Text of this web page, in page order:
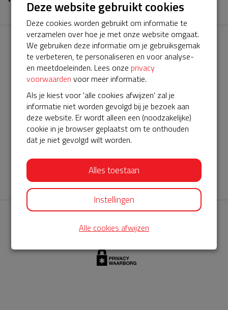
AED360-ProCardio
ServiceBuurtAED wordt aangeboden door de Hartstichting en
AED360-ProCardio. Net als bij BuurtAED is AED360-ProCardio
de leverancier van het servicepakket en ontzorgen zij jou de
komende jaren. AED360-ProCardio is gespecialiseerd in de
levering en het onderhoud van Philips AED’s.
Deze website gebruikt cookies
Deze cookies worden gebruikt om informatie te
verzamelen over hoe je met onze website omgaat.
We gebruiken deze informatie om je gebruiksgemak
te verbeteren, te personaliseren en voor analyse-
en meetdoeleinden. Lees onze privacy
voorwaarden voor meer informatie.
Als je kiest voor 'alle cookies afwijzen' zal je
informatie niet worden gevolgd bij je bezoek aan
deze website. Er wordt alleen een (noodzakelijke)
cookie in je browser geplaatst om te onthouden
dat je niet gevolgd wilt worden.
Alles toestaan
Instellingen
Alle cookies afwijzen